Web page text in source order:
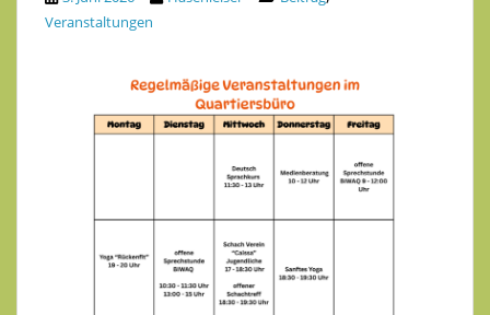
Veranstaltungen